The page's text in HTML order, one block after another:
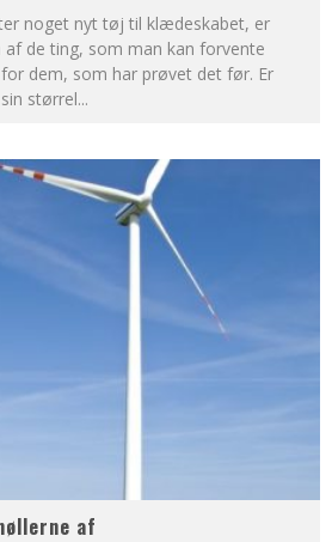
noget nyt tøj til klædeskabet, er
de ting, som man kan forvente
dem, som har prøvet det før. Er
størrel...
af